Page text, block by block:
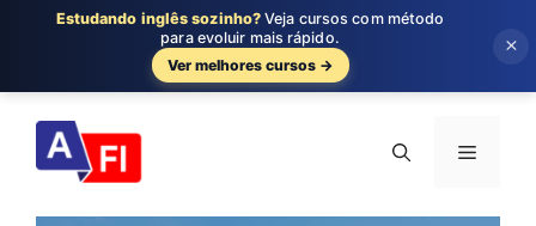
para
conteúdo
Menu
Estudando inglês sozinho? Veja cursos com método
para evoluir mais rápido.
Ver melhores cursos →
×